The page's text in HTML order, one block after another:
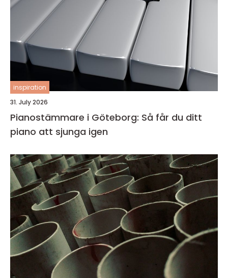
inspiration
31. July 2026
Pianostämmare i Göteborg: Så får du ditt
piano att sjunga igen